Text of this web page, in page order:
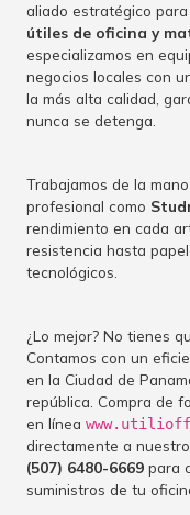
aliado estratégico
útiles de oficina y
especializamos en
negocios locales con
la más alta calidad,
nunca se detenga.
Trabajamos de la
profesional como
rendimiento en cada
resistencia hasta
tecnológicos.
¿Lo mejor? No tienes
Contamos con un
en la Ciudad de
república. Compra de
en línea
directamente a
(507) 6480-6669 para
suministros de tu